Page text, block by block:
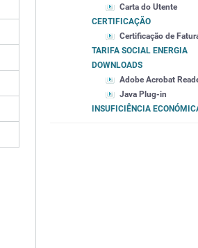
Carta do Utente
CERTIFICAÇÃO
Certificação de
TARIFA SOCIAL ENERGIA
DOWNLOADS
Adobe Acrobat
Java Plug-in
INSUFICIÊNCIA